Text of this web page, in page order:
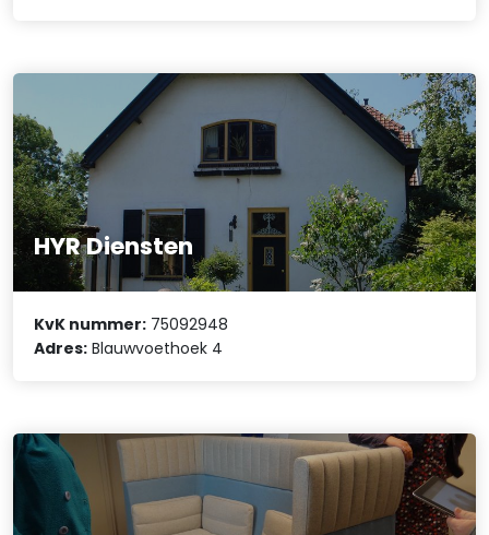
HYR Diensten
KvK nummer: 75092948
Adres: Blauwvoethoek 4